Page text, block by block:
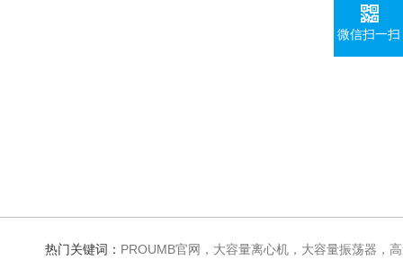
热门关键词： PROUMB官网，大容量离心机，大容量振荡器，高速冷冻离心机，生化、光照、振荡培养箱，磁力搅拌器，
微信扫一扫